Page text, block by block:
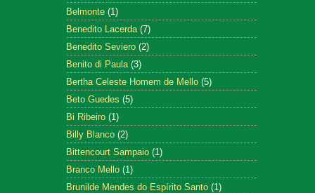
Belmonte (1)
Benedito Lacerda (7)
Benedito Seviero (2)
Benito di Paula (3)
Bertha Celeste Homem de Mello (5)
Beto Guedes (5)
Bi Ribeiro (1)
Billy Blanco (2)
Bittencourt Sampaio (1)
Branco Mello (1)
Brunilde Mendes do Espírito Santo (1)